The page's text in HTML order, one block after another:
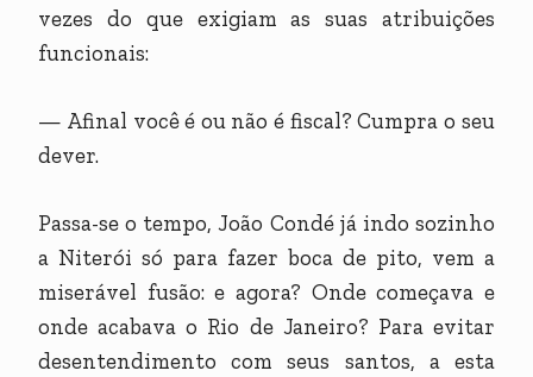
vezes do que exigiam as suas atribuições
funcionais:
— Afinal você é ou não é fiscal? Cumpra o seu
dever.
Passa-se o tempo, João Condé já indo sozinho
a Niterói só para fazer boca de pito, vem a
miserável fusão: e agora? Onde começava e
onde acabava o Rio de Janeiro? Para evitar
desentendimento com seus santos, a esta